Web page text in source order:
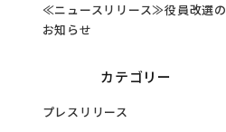
≪ニュースリリース≫役員改選の
お知らせ
カテゴリー
プレスリリース